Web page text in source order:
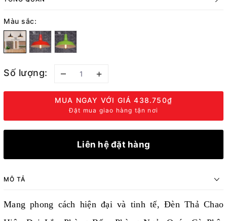
Màu sắc:
Số lượng: – +
MUA NGAY VỚI GIÁ438.750₫
Đặt mua giao hàng tận nơi
Liên hệ đặt hàng
MÔ TẢ
Mang phong cách hiện đại và tinh tế, Đèn Thả Chao